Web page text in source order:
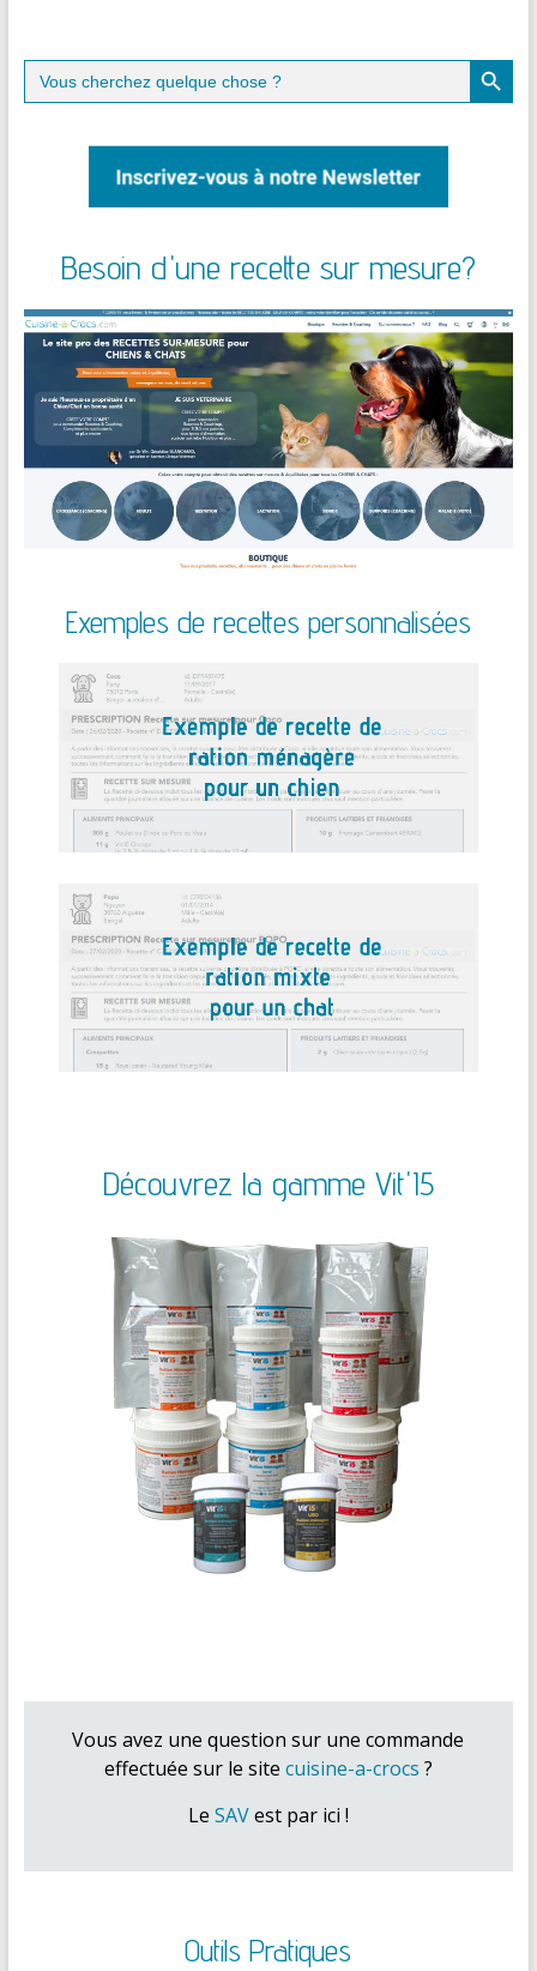
Search
for:
Search Button
Besoin d'une recette sur mesure?
Exemples de recettes personnalisées
Découvrez la gamme Vit'I5
Vous avez une question sur une commande
effectuée sur le site cuisine-a-crocs ?
Le SAVest par ici !
Outils Pratiques